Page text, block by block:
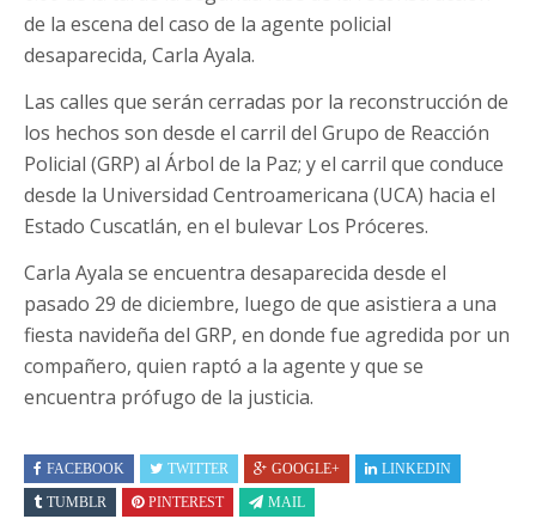
de la escena del caso de la agente policial
desaparecida, Carla Ayala.
Las calles que serán cerradas por la reconstrucción de
los hechos son desde el carril del Grupo de Reacción
Policial (GRP) al Árbol de la Paz; y el carril que conduce
desde la Universidad Centroamericana (UCA) hacia el
Estado Cuscatlán, en el bulevar Los Próceres.
Carla Ayala se encuentra desaparecida desde el
pasado 29 de diciembre, luego de que asistiera a una
fiesta navideña del GRP, en donde fue agredida por un
compañero, quien raptó a la agente y que se
encuentra prófugo de la justicia.
FACEBOOK TWITTER GOOGLE+
LINKEDIN
TUMBLR
PINTEREST MAIL